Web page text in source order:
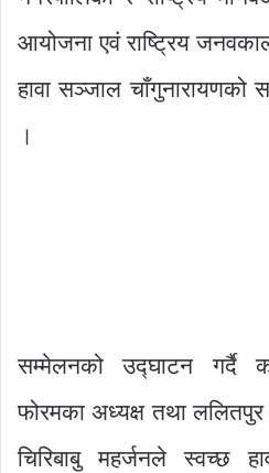
आयोजना एवं राष्ट्रिय
हावा सञ्जाल चाँगुनारायणको
।
सम्मेलनको उद्घाटन गर्दै
फोरमका अध्यक्ष तथा
चिरिबाबु महर्जनले स्वच्छ